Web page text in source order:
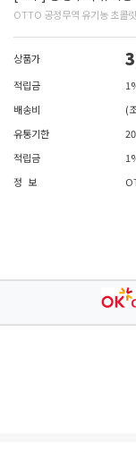
OTTO 공정무역 유기농 초콜릿
상품가
적립금
배송비
(
유통기한
적립금
정 보